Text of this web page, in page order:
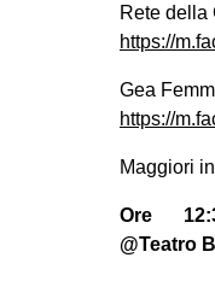
Rete della
https://
Gea
https://
Maggiori
Ore
@Teatro